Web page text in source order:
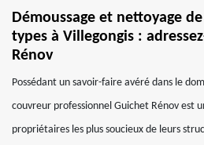
Démoussage et nettoyage
types à Villegongis :
Rénov
Possédant un savoir-faire avéré dans le
couvreur professionnel Guichet Rénov est
propriétaires les plus soucieux de leurs